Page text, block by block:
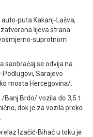
puta Kakanj-Lašva,
lijeva strana
suprotnom
saobraćaj se odvija na
Sarajevo
mosta Hercegovina/.
Banj Brdo/ vozila do 3,5 t
dok je za vozila preko
Izačić-Bihać u toku je